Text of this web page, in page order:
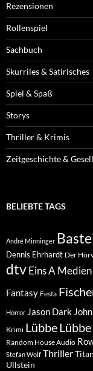
Rezensionen
Rollenspiel
Sachbuch
Skurriles & Satirisches
Spiel & Spaß
Storys
Thriller & Krimis
Zeitgeschichte &
BELIEBTE TAGS
André Minninger
Dennis Ehrhardt Der
dtvEins A Medien
Fantasy Festa
Horror Jason Dark
Krimi Lübbe
Random House Audio
Stefan Wolf Thriller
Ullstein